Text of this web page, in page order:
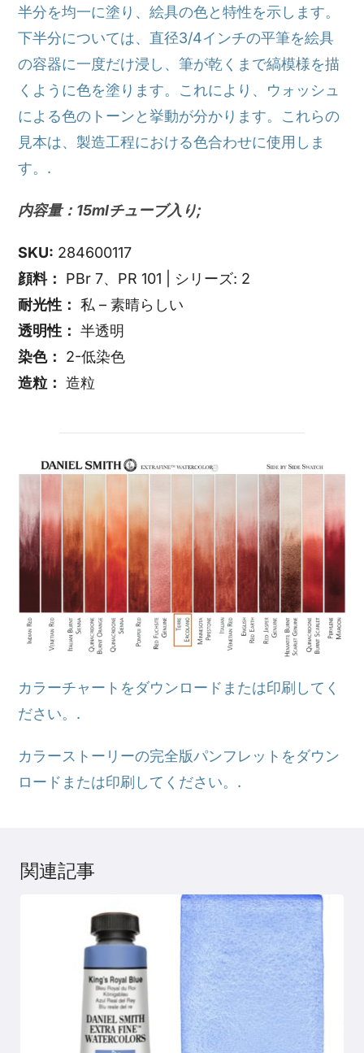
半分を均一に塗り、絵具の色と特性を示します。
下半分については、直径3/4インチの平筆を絵具
の容器に一度だけ浸し、筆が乾くまで縞模様を描
くように色を塗ります。これにより、ウォッシュ
による色のトーンと挙動が分かります。これらの
見本は、製造工程における色合わせに使用しま
す。.
内容量：15mlチューブ入り;
SKU: 284600117
顔料：
PBr 7、PR 101 | シリーズ: 2
耐光性： 私 – 素晴らしい
透明性： 半透明
染色：
2-低染色
造粒： 造粒
カラーチャートをダウンロードまたは印刷してく
ださい。.
カラーストーリーの完全版パンフレットをダウン
ロードまたは印刷してください。.
関連記事